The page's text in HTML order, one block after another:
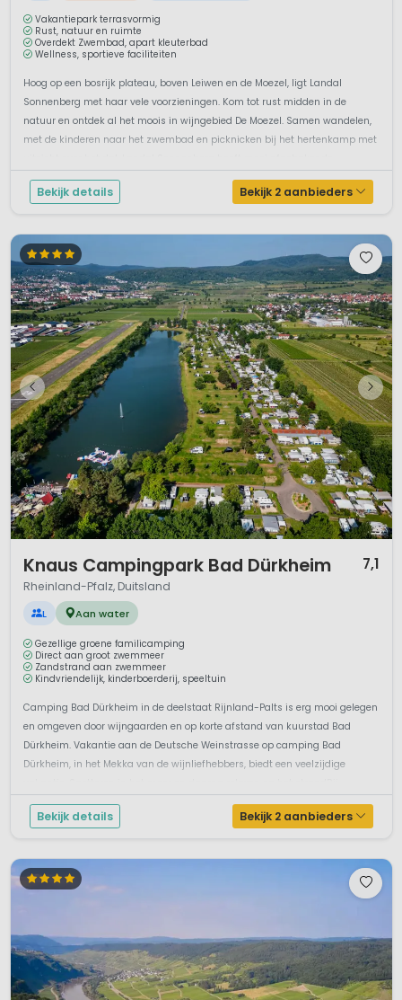
Vakantiepark terrasvormig
Rust, natuur en ruimte
Overdekt Zwembad, apart kleuterbad
Wellness, sportieve faciliteiten
Hoog op een bosrijk plateau, boven Leiwen en de Moezel, ligt Landal
Sonnenberg met haar vele voorzieningen. Kom tot rust midden in de
natuur en ontdek al het moois in wijngebied De Moezel. Samen wandelen,
met de kinderen naar het zwembad en picknicken bij het hertenkamp met
kampeerplaa...
Bekijk details Bekijk 2 aanbieders
Knaus Campingpark Bad Dürkheim 7,1
Rheinland-Pfalz, Duitsland
L Aan water
Gezellige groene familicamping
Direct aan groot zwemmeer
Zandstrand aan zwemmeer
Kindvriendelijk, kinderboerderij, speeltuin
Camping Bad Dürkheim in de deelstaat Rijnland-Palts is erg mooi gelegen
en omgeven door wijngaarden en op korte afstand van kuurstad Bad
Dürkheim. Vakantie aan de Deutsche Weinstrasse op camping Bad
Dürkheim, in het Mekka van de wijnliefhebbers, biedt een veelzijdige
Bekijk details Bekijk 2 aanbieders